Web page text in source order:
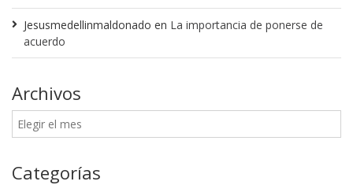
Jesusmedellinmaldonado en La importancia de ponerse de
acuerdo
Archivos
Categorías